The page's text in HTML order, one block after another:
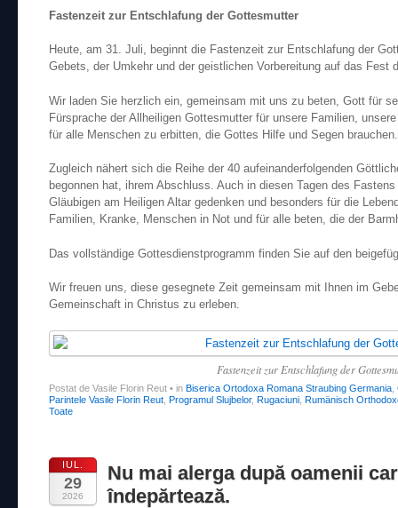
Fastenzeit zur Entschlafung der Gottesmutter
Heute, am 31. Juli, beginnt die Fastenzeit zur Entschlafung der
Gebets, der Umkehr und der geistlichen Vorbereitung auf das Fest
Wir laden Sie herzlich ein, gemeinsam mit uns zu beten, Gott für
Fürsprache der Allheiligen Gottesmutter für unsere Familien,
für alle Menschen zu erbitten, die Gottes Hilfe und Segen brauchen.
Zugleich nähert sich die Reihe der 40 aufeinanderfolgenden
begonnen hat, ihrem Abschluss. Auch in diesen Tagen des
Gläubigen am Heiligen Altar gedenken und besonders für die
Familien, Kranke, Menschen in Not und für alle beten, die der
Das vollständige Gottesdienstprogramm finden Sie auf den
Wir freuen uns, diese gesegnete Zeit gemeinsam mit Ihnen im
Gemeinschaft in Christus zu erleben.
Fastenzeit zur Entschlafung der
Postat de Vasile Florin Reut • in Biserica Ortodoxa Romana Straubing Germania
Parintele Vasile Florin Reut Programul Slujbelor, Rugaciuni Rumänisch
Toate
IUL.
29
2026
Nu mai alerga după oamenii
îndepărtează.